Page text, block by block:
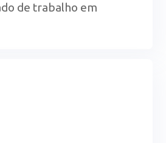
de trabalho em